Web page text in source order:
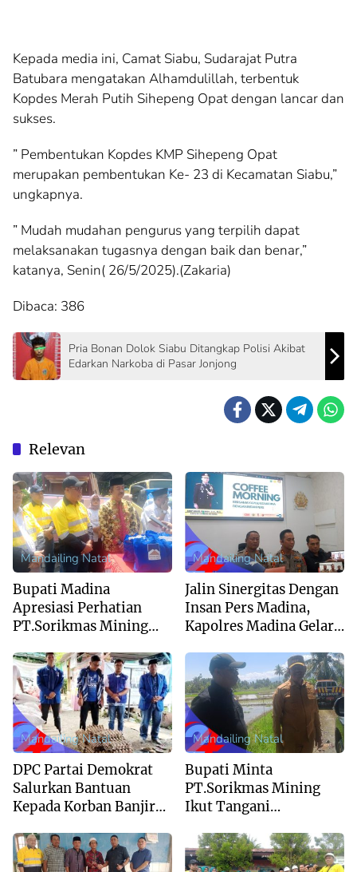
Kepada media ini, Camat Siabu, Sudarajat Putra
Batubara mengatakan Alhamdulillah, terbentuk
Kopdes Merah Putih Sihepeng Opat dengan lancar dan
sukses.
” Pembentukan Kopdes KMP Sihepeng Opat
merupakan pembentukan Ke- 23 di Kecamatan Siabu,”
ungkapnya.
” Mudah mudahan pengurus yang terpilih dapat
melaksanakan tugasnya dengan baik dan benar,”
katanya, Senin( 26/5/2025).(Zakaria)
Dibaca: 386
Pria Bonan Dolok Siabu Ditangkap Polisi Akibat
Edarkan Narkoba di Pasar Jonjong
Relevan
Mandailing Natal
Bupati Madina
Apresiasi Perhatian
PT.Sorikmas Mining
Banjir
Mandailing Natal
Jalin Sinergitas Dengan
Insan Pers Madina,
Kapolres Madina Gelar
Mandailing Natal
DPC Partai Demokrat
Salurkan Bantuan
Kepada Korban Banjir
Mandailing Natal
Bupati Minta
PT.Sorikmas Mining
Ikut Tangani
Sibontar, Desa Bonan
Dolok